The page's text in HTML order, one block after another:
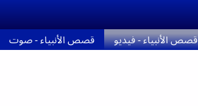
قصص الأنبياء - فيديو قصص الأنبياء - صوت